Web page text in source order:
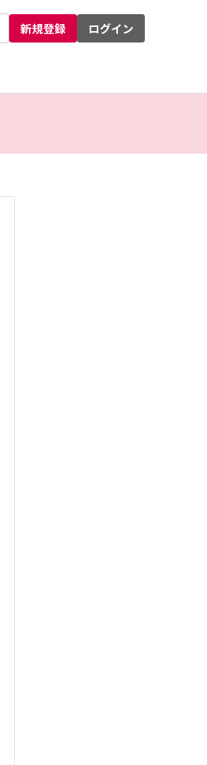
新規登録 ログイン